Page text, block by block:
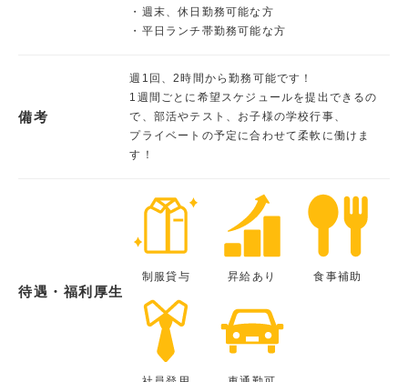
・週末、休日勤務可能な方
・平日ランチ帯勤務可能な方
備考
週1回、2時間から勤務可能です！
1週間ごとに希望スケジュールを提出できるの
で、部活やテスト、お子様の学校行事、
プライベートの予定に合わせて柔軟に働けま
す！
待遇・福利厚生
制服貸与 昇給あり 食事補助